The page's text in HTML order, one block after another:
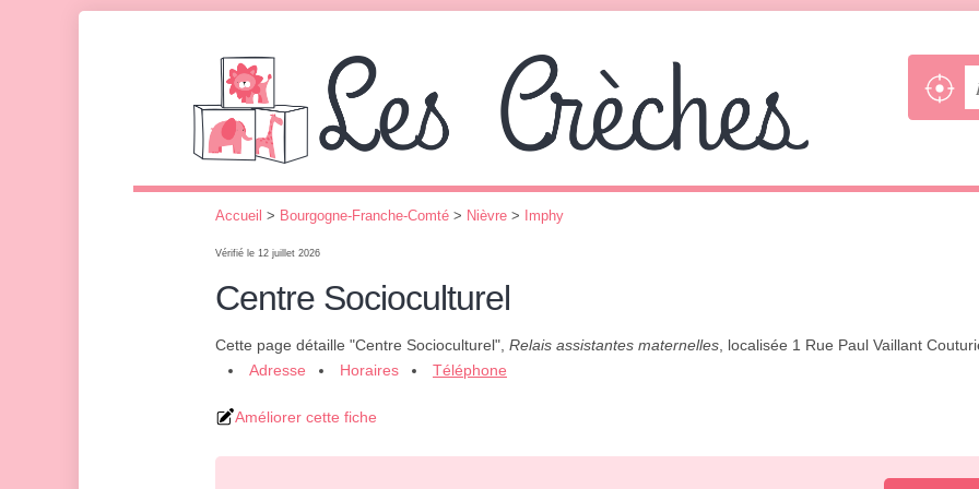
Accueil > Bourgogne-Franche-Comté > Nièvre > Imphy
Vérifié le 12 juillet 2026
Centre Socioculturel
Cette page détaille "Centre Socioculturel", Relais assistantes maternelles , localisée 1 Rue Paul Vaillant
Adresse
Horaires Téléphone
Améliorer cette fiche